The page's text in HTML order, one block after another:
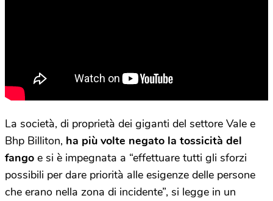
La società, di proprietà dei giganti del settore Vale e
Bhp Billiton, ha più volte negato la tossicità del
fango e si è impegnata a “effettuare tutti gli sforzi
possibili per dare priorità alle esigenze delle persone
che erano nella zona di incidente”, si legge in un